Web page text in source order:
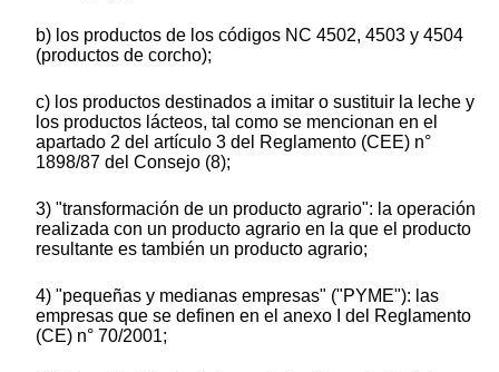
b) los productos de los códigos NC 4502, 4503 y 4504
(productos de corcho);
c) los productos destinados a imitar o sustituir la leche y
los productos lácteos, tal como se mencionan en el
apartado 2 del artículo 3 del Reglamento (CEE) n°
1898/87 del Consejo (8);
3) "transformación de un producto agrario": la operación
realizada con un producto agrario en la que el producto
resultante es también un producto agrario;
4) "pequeñas y medianas empresas" ("PYME"): las
empresas que se definen en el anexo I del Reglamento
(CE) n° 70/2001;